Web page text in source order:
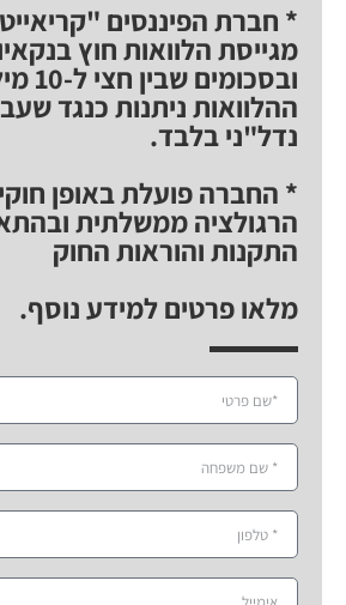
* חברת הפיננסים
מגייסת הלוואות חוץ
ההלוואות ניתנות כנגד
נדל"ני בלבד.
* החברה פועלת באופן
הרגולציה ממשלתית
התקנות והוראות החוק
מלאו פרטים למידע נוסף.